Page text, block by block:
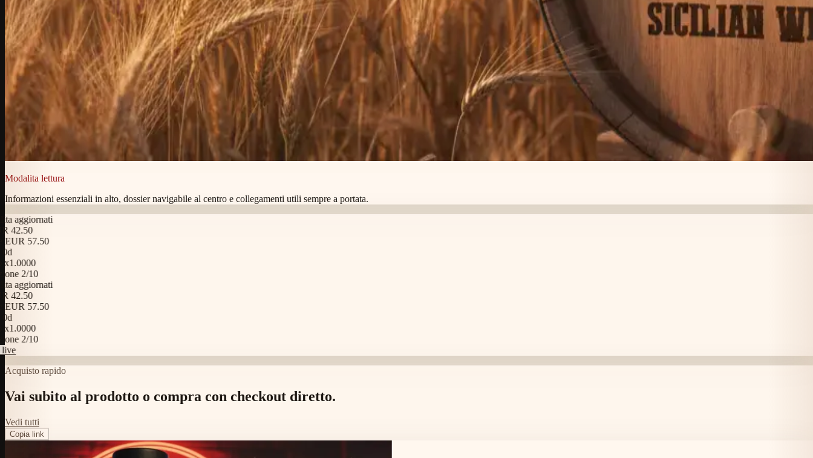
Modalita lettura
Informazioni essenziali in alto, dossier navigabile al centro e collegamenti utili sempre a portata.
Acquisto rapido
Vai subito al prodotto o compra con checkout diretto.
Vedi tutti
Copia link